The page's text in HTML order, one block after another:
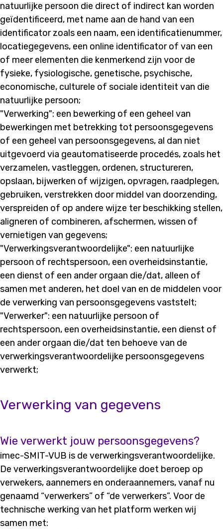
natuurlijke persoon die direct of indirect kan worden
geïdentificeerd, met name aan de hand van een
identificator zoals een naam, een identificatienummer,
locatiegegevens, een online identificator of van een
of meer elementen die kenmerkend zijn voor de
fysieke, fysiologische, genetische, psychische,
economische, culturele of sociale identiteit van die
natuurlijke persoon;
"Verwerking": een bewerking of een geheel van
bewerkingen met betrekking tot persoonsgegevens
of een geheel van persoonsgegevens, al dan niet
uitgevoerd via geautomatiseerde procedés, zoals het
verzamelen, vastleggen, ordenen, structureren,
opslaan, bijwerken of wijzigen, opvragen, raadplegen,
gebruiken, verstrekken door middel van doorzending,
verspreiden of op andere wijze ter beschikking stellen,
aligneren of combineren, afschermen, wissen of
vernietigen van gegevens;
"Verwerkingsverantwoordelijke": een natuurlijke
persoon of rechtspersoon, een overheidsinstantie,
een dienst of een ander orgaan die/dat, alleen of
samen met anderen, het doel van en de middelen voor
de verwerking van persoonsgegevens vaststelt;
"Verwerker": een natuurlijke persoon of
rechtspersoon, een overheidsinstantie, een dienst of
een ander orgaan die/dat ten behoeve van de
verwerkingsverantwoordelijke persoonsgegevens
verwerkt;
Verwerking van gegevens
Wie verwerkt jouw persoonsgegevens?
imec-SMIT-VUB is de verwerkingsverantwoordelijke.
De verwerkingsverantwoordelijke doet beroep op
verwekers, aannemers en onderaannemers, vanaf nu
genaamd “verwerkers” of “de verwerkers”. Voor de
technische werking van het platform werken wij
samen met: